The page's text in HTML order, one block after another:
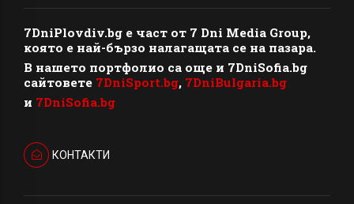
7DniPlovdiv.bg e част от 7 Dni Media Group,
която е най-бързо налагащата се на пазара.
В нашето портфолио са още и 7DniSofia.bg
сайтовете 7DniSport.bg, 7DniBulgaria.bg
и 7DniSofia.bg
КОНТАКТИ